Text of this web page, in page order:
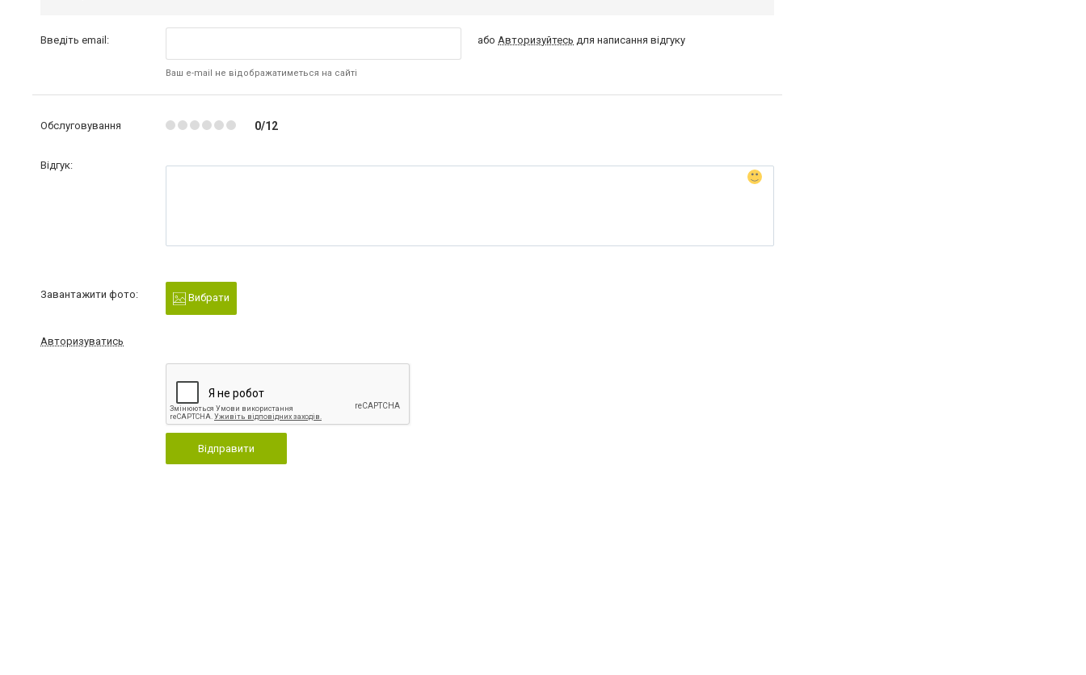
Введіть email:
Ваш e-mail не відображатиметься на сайті
абоАвторизуйтесь для написання відгуку
Обслуговування 0/12
Відгук:
Завантажити фото: Вибрати
Авторизуватись
Відправити